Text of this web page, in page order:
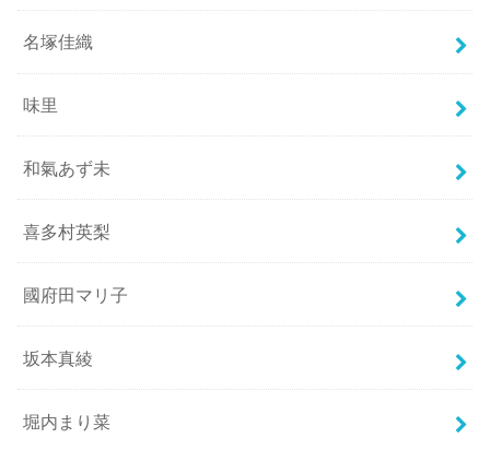
名塚佳織
味里
和氣あず未
喜多村英梨
國府田マリ子
坂本真綾
堀内まり菜